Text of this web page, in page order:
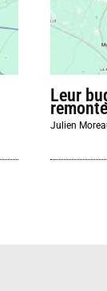
Leur
remonte
Julien